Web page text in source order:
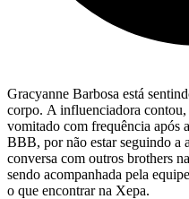
Gracyanne Barbosa está
corpo. A influenciadora contou,
vomitado com frequência após
BBB, por não estar seguindo a
conversa com outros brothers
sendo acompanhada pela
o que encontrar na Xepa.